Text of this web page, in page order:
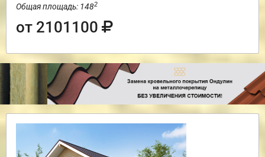
Общая площадь: 1482
от 2101100